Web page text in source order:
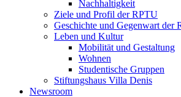
Nachhaltigkeit
Ziele und Profil der RPTU
Geschichte und Gegenwart der
Leben und Kultur
Mobilität und Gestaltung
Wohnen
Studentische Gruppen
Stiftungshaus Villa Denis
Newsroom